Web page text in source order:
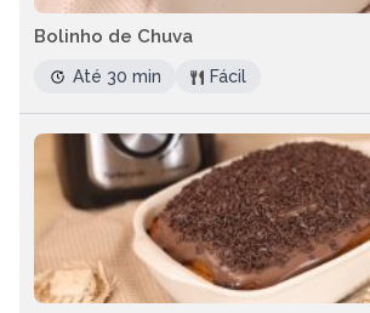
Bolinho de Chuva
Até 30 min Fácil